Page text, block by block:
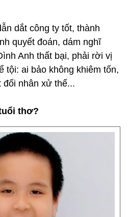
dắt công ty tốt, thành
quyết đoán, dám nghĩ
Anh thất bại, phải rời vị
tội: ai bảo không khiêm tốn,
đối nhân xử thế...
thơ?